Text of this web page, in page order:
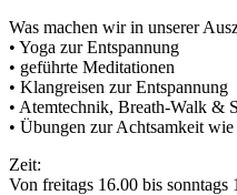
Was machen wir in unserer
• Yoga zur Entspannung
• geführte Meditationen
• Klangreisen zur Entspannung
• Atemtechnik, Breath-Walk &
• Übungen zur Achtsamkeit
Zeit:
Von freitags 16.00 bis sonntags